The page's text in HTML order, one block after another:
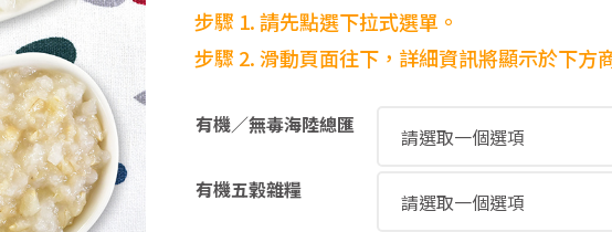
到
NT$121
步驟 1. 請先點選下拉式選單。
步驟 2. 滑動頁面往下，詳細資訊將顯示於下方
有機／無毒海陸總匯
有機五穀雜糧